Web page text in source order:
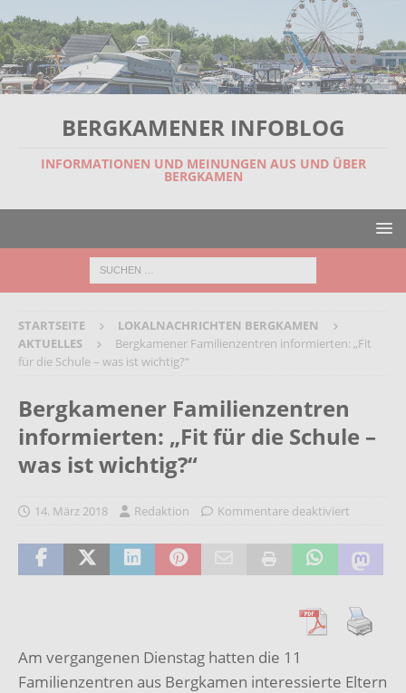
BERGKAMENER INFOBLOG
INFORMATIONEN UND MEINUNGEN AUS UND ÜBER
BERGKAMEN
STARTSEITE
LOKALNACHRICHTEN BERGKAMEN
AKTUELLES
Bergkamener Familienzentren informierten: „Fit
für die Schule – was ist wichtig?“
Bergkamener Familienzentren
informierten: „Fit für die Schule –
was ist wichtig?“
14. März 2018 Redaktion Kommentare deaktiviert
Am vergangenen Dienstag hatten die 11
Familienzentren aus Bergkamen interessierte Eltern